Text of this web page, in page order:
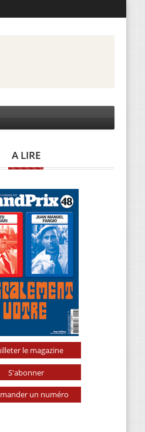
A LIRE
le magazine
S'abonner
un numéro